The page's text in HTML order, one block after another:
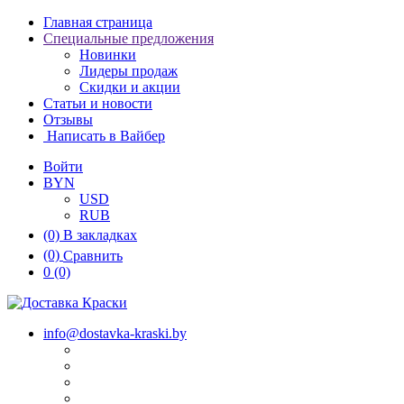
Главная страница
Специальные предложения
Новинки
Лидеры продаж
Скидки и акции
Статьи и новости
Отзывы
Написать в Вайбер
Войти
BYN
USD
RUB
(0) В закладках
(0) Сравнить
0 (0)
info@dostavka-kraski.by